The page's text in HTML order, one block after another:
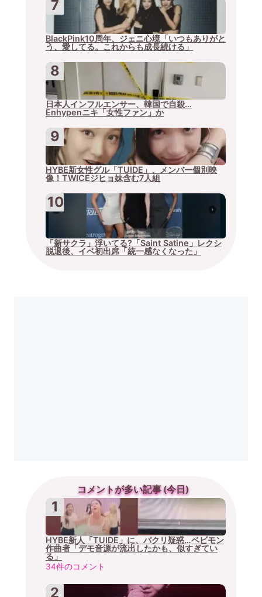
BlackPink10周年、ジェニ心境「いつもありがと
う、愛してる。これからも成長続ける」
日本人インフルエンサー、韓国で自殺…
Enhypenニキ「女性ファン」か
HYBE新女性グル「TUIDE」、メンバー個別映
像！TWICEジヒョ妹含む7人組
「新サクラ」浮いてる?「Saint Satine」レクシ
脱退後、イベ初出席「統一感なくなった」
コメントが多い記事 (今日)
HYBE新人「TUIDE」に、パクリ疑惑…ベビモン
作曲者「デモ音源が流出したかも、似すぎてい
る」
34件のコメント